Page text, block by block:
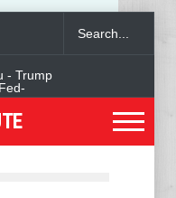
- Trump